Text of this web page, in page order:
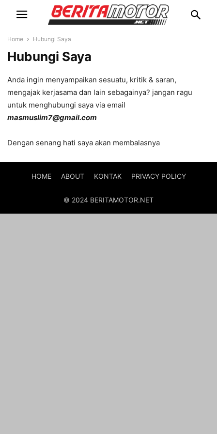
Home Hubungi Saya
Hubungi Saya
Anda ingin menyampaikan sesuatu, kritik & saran,
mengajak kerjasama dan lain sebagainya? jangan ragu
untuk menghubungi saya via email
masmuslim7@gmail.com
Dengan senang hati saya akan membalasnya
HOME ABOUT KONTAK PRIVACY POLICY
© 2024 BERITAMOTOR.NET